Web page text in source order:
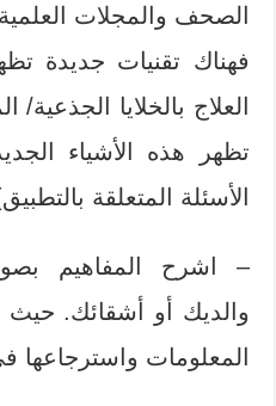
الصحف والمجلات
فهناك تقنيات جديدة
العلاج بالخلايا
تظهر هذه الأشياء
الأسئلة المتعلقة
– اشرح المفاهيم
والديك أو أشقائك.
المعلومات